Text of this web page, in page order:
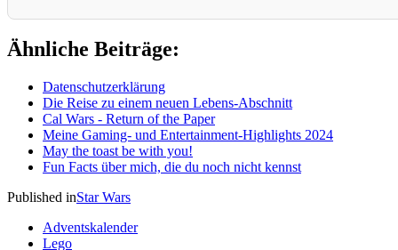
Ähnliche Beiträge:
Datenschutzerklärung
Die Reise zu einem neuen Lebens-Abschnitt
Cal Wars - Return of the Paper
Meine Gaming- und Entertainment-Highlights 2024
May the toast be with you!
Fun Facts über mich, die du noch nicht kennst
Published inStar Wars
Adventskalender
Lego